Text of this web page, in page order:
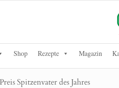
Shop Rezepte Magazin
Spitzenvater des Jahres